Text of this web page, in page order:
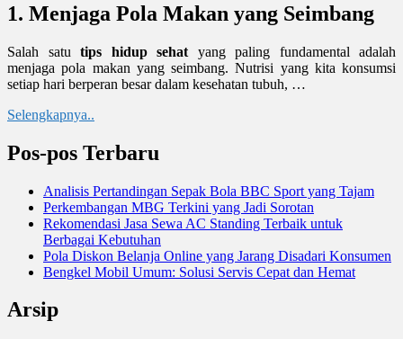
1. Menjaga Pola Makan yang Seimbang
Salah satu tips hidup sehat yang paling fundamental adalah
menjaga pola makan yang seimbang. Nutrisi yang kita konsumsi
setiap hari berperan besar dalam kesehatan tubuh, …
Selengkapnya..
Pos-pos Terbaru
Analisis Pertandingan Sepak Bola BBC Sport yang Tajam
Perkembangan MBG Terkini yang Jadi Sorotan
Rekomendasi Jasa Sewa AC Standing Terbaik untuk
Berbagai Kebutuhan
Pola Diskon Belanja Online yang Jarang Disadari Konsumen
Bengkel Mobil Umum: Solusi Servis Cepat dan Hemat
Arsip